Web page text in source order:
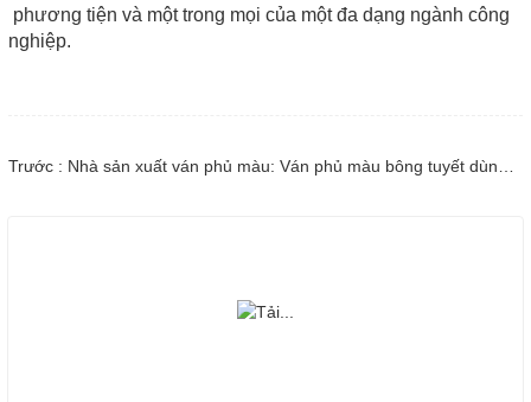
phương tiện và một trong mọi của một đa dạng ngành công
nghiệp.